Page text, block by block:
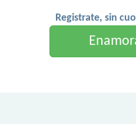
Registrate, sin